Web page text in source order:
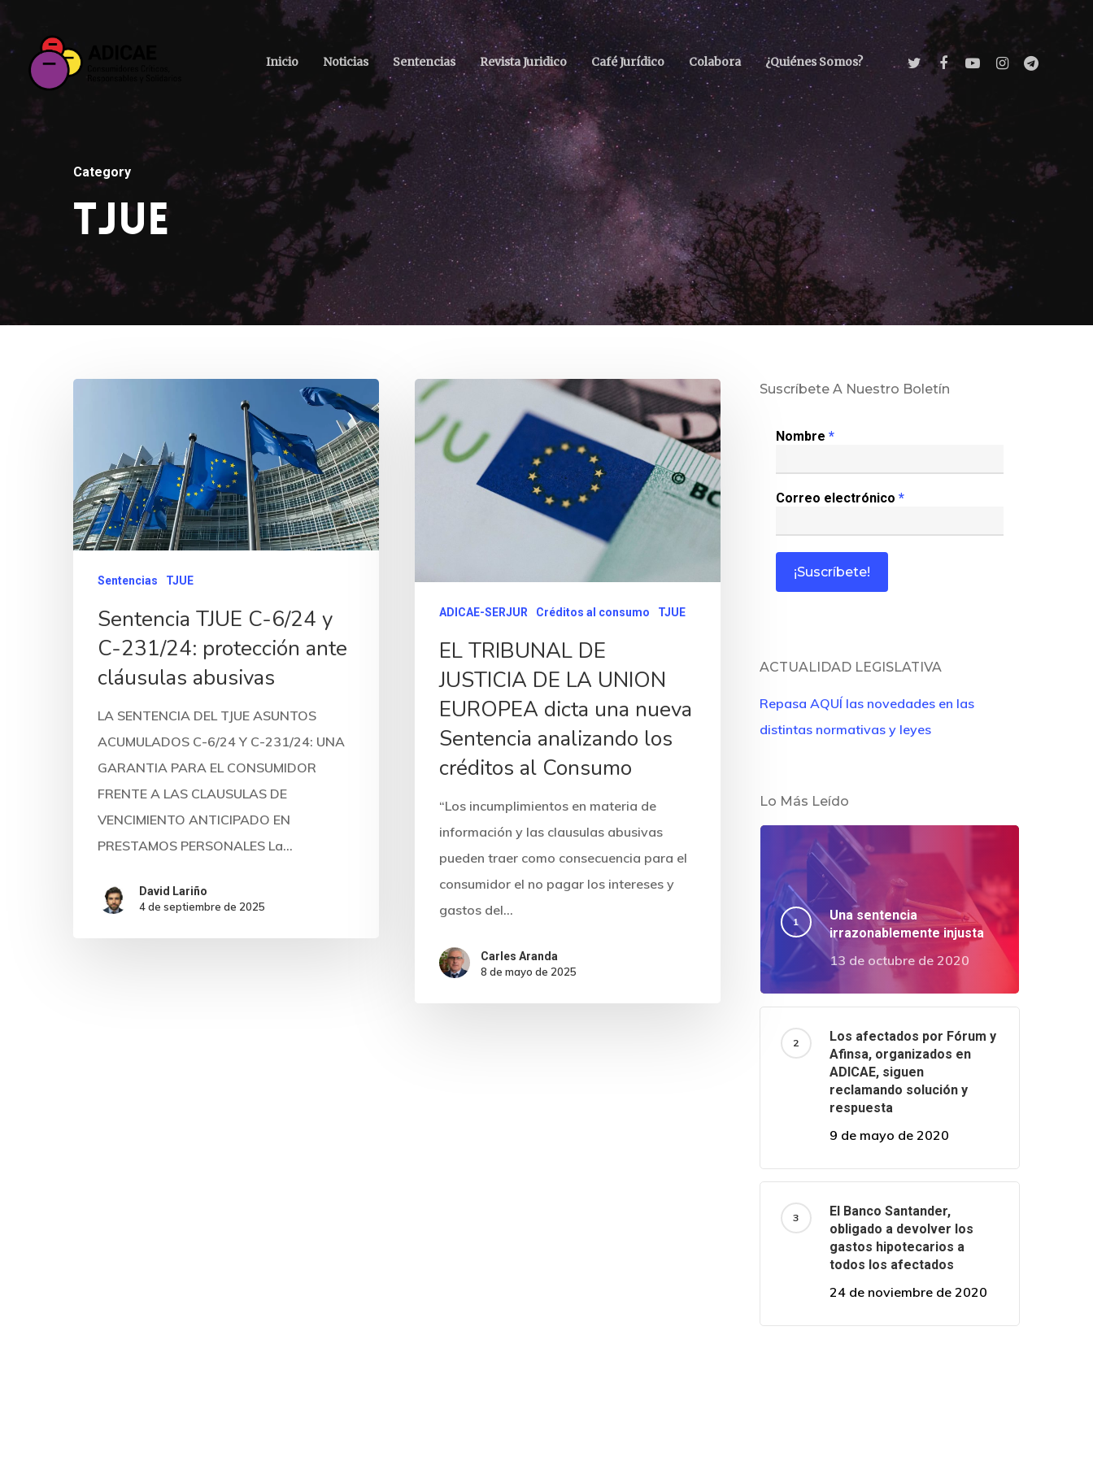
Inicio Noticias Sentencias Revista Juridico Café Jurídico Colabora ¿Quiénes Somos?
Category
TJUE
Sentencias TJUE
Sentencia TJUE C-6/24 y
C-231/24: protección ante
cláusulas abusivas
LA SENTENCIA DEL TJUE ASUNTOS
ACUMULADOS C-6/24 Y C-231/24: UNA
GARANTIA PARA EL CONSUMIDOR
FRENTE A LAS CLAUSULAS DE
VENCIMIENTO ANTICIPADO EN
PRESTAMOS PERSONALES La…
David Lariño
4 de septiembre de 2025
ADICAE-SERJUR Créditos al consumo TJUE
EL TRIBUNAL DE
JUSTICIA DE LA UNION
EUROPEA dicta una nueva
Sentencia analizando los
créditos al Consumo
“Los incumplimientos en materia de
información y las clausulas abusivas
pueden traer como consecuencia para el
consumidor el no pagar los intereses y
gastos del…
Carles Aranda
8 de mayo de 2025
Suscríbete A Nuestro Boletín
Nombre *
Correo electrónico *
ACTUALIDAD LEGISLATIVA
Repasa AQUÍ las novedades en las
distintas normativas y leyes
Lo Más Leído
Una sentencia
irrazonablemente injusta
13 de octubre de 2020
Los afectados por Fórum y
Afinsa, organizados en
ADICAE, siguen
reclamando solución y
respuesta
9 de mayo de 2020
El Banco Santander,
obligado a devolver los
gastos hipotecarios a
todos los afectados
24 de noviembre de 2020